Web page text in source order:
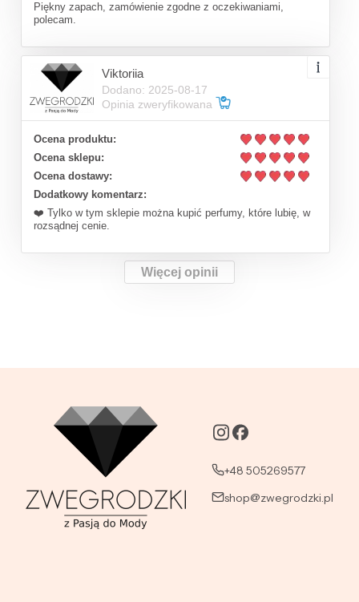
Piękny zapach, zamówienie zgodne z oczekiwaniami,
polecam.
Viktoriia
Dodano: 2025-08-17
Opinia zweryfikowana
Ocena produktu:
Ocena sklepu:
Ocena dostawy:
Dodatkowy komentarz:
❤️ Tylko w tym sklepie można kupić perfumy, które lubię, w
rozsądnej cenie.
Więcej opinii
+48 505269577
shop@zwegrodzki.pl